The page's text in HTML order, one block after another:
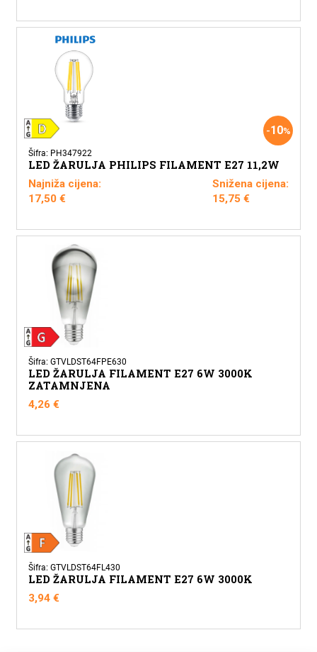
-10%
Šifra: PH347922
LED ŽARULJA PHILIPS FILAMENT E27 11,2W
Najniža cijena:
17,50€
Snižena cijena:
15,75 €
Šifra: GTVLDST64FPE630
LED ŽARULJA FILAMENT E27 6W 3000K
ZATAMNJENA
4,26€
Šifra: GTVLDST64FL430
LED ŽARULJA FILAMENT E27 6W 3000K
3,94€